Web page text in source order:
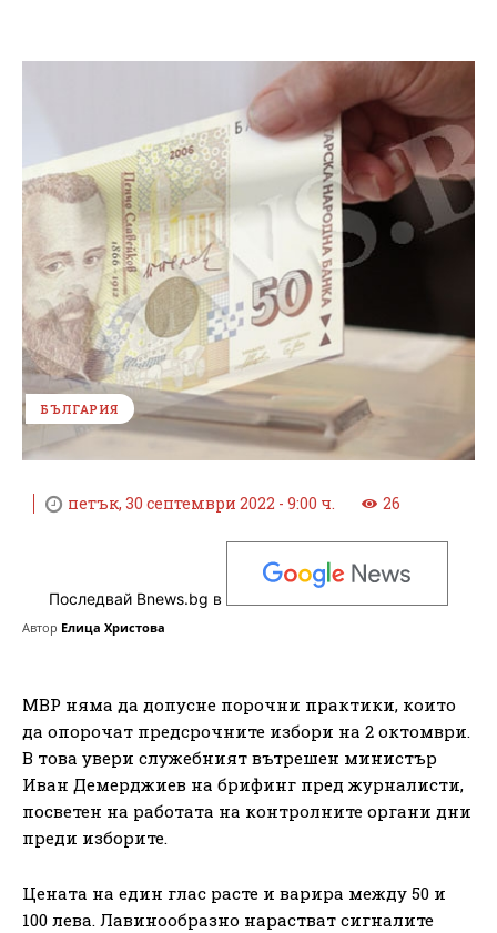
БЪЛГАРИЯ
петък, 30 септември 2022 - 9:00 ч. 26
Последвай Bnews.bg в
Автор Елица Христова
МВР няма да допусне порочни практики, които
да опорочат предсрочните избори на 2 октомври.
В това увери служебният вътрешен министър
Иван Демерджиев на брифинг пред журналисти,
посветен на работата на контролните органи дни
преди изборите.
Цената на един глас расте и варира между 50 и
100 лева. Лавинообразно нарастват сигналите